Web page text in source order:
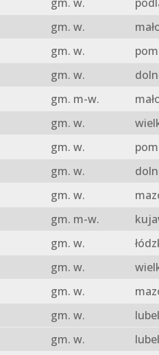
gm. w.
gm. w.
gm. w.
gm. m-w.
gm. w.
gm. w.
gm. w.
gm. w.
gm. m-w.
gm. w.
gm. w.
gm. w.
gm. w.
gm. w.